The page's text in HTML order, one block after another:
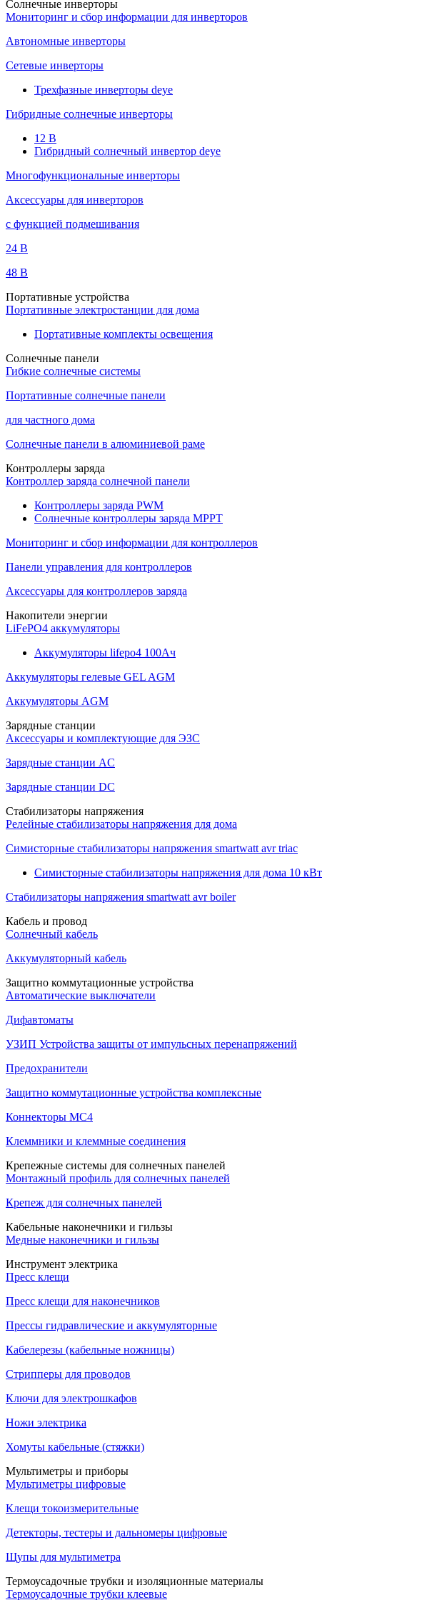
Солнечные инверторы
Мониторинг и сбор информации для инверторов
Автономные инверторы
Сетевые инверторы
Трехфазные инверторы deye
Гибридные солнечные инверторы
12 B
Гибридный солнечный инвертор deye
Многофункциональные инверторы
Аксессуары для инверторов
с функцией подмешивания
24 B
48 B
Портативные устройства
Портативные электростанции для дома
Портативные комплекты освещения
Солнечные панели
Гибкие солнечные системы
Портативные солнечные панели
для частного дома
Солнечные панели в алюминиевой раме
Контроллеры заряда
Контроллер заряда солнечной панели
Контроллеры заряда PWM
Солнечные контроллеры заряда MPPT
Мониторинг и сбор информации для контроллеров
Панели управления для контроллеров
Аксессуары для контроллеров заряда
Накопители энергии
LiFePO4 аккумуляторы
Аккумуляторы lifepo4 100Ач
Аккумуляторы гелевые GEL AGM
Аккумуляторы AGM
Зарядные станции
Аксессуары и комплектующие для ЭЗС
Зарядные станции AC
Зарядные станции DC
Стабилизаторы напряжения
Релейные стабилизаторы напряжения для дома
Симисторные стабилизаторы напряжения smartwatt avr triac
Симисторные стабилизаторы напряжения для дома 10 кВт
Стабилизаторы напряжения smartwatt avr boiler
Кабель и провод
Солнечный кабель
Аккумуляторный кабель
Защитно коммутационные устройства
Автоматические выключатели
Дифавтоматы
УЗИП Устройства защиты от импульсных перенапряжений
Предохранители
Защитно коммутационные устройства комплексные
Коннекторы MC4
Клеммники и клеммные соединения
Крепежные системы для солнечных панелей
Монтажный профиль для солнечных панелей
Крепеж для солнечных панелей
Кабельные наконечники и гильзы
Медные наконечники и гильзы
Инструмент электрика
Пресс клещи
Пресс клещи для наконечников
Прессы гидравлические и аккумуляторные
Кабелерезы (кабельные ножницы)
Стрипперы для проводов
Ключи для электрошкафов
Ножи электрика
Хомуты кабельные (стяжки)
Мультиметры и приборы
Мультиметры цифровые
Клещи токоизмерительные
Детекторы, тестеры и дальномеры цифровые
Щупы для мультиметра
Термоусадочные трубки и изоляционные материалы
Термоусадочные трубки клеевые